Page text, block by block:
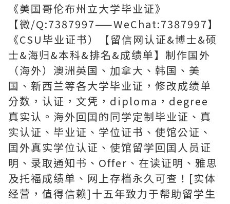
《美国哥伦布州立大学毕业证》
【微/Q:7387997——WeChat:7387997】
《CSU毕业证书）【留信网认证&博士&硕
士&海归&本科&排名&成绩单】制作国外
（海外）澳洲英国、加拿大、韩国、美
国、新西兰等各大学毕业证，修改成绩单
分数，认证，文凭，diploma，degree
真实认。海外回囯的同学定制毕业证、真
实认证、毕业证、学位证书、使馆公证、
囯外真实学位认证、使馆留学回囯人员证
明、录取通知书、Offer、在读证明、雅思
及托福成绩单、网上存档永久可查！[实体
经营，值得信赖]十五年致力于帮助留学生